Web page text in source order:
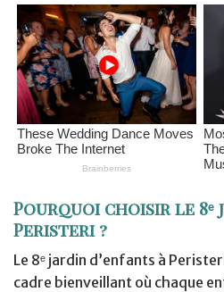
Pourquoi choisir le 8ᵉ
Peristeri ?
Le 8ᵉ jardin d’enfants à
cadre bienveillant où chaque